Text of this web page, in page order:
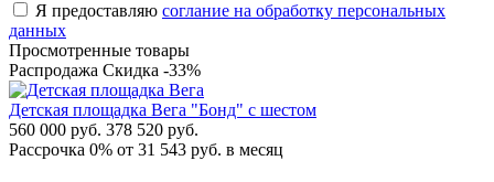
Я предоставляю соглание на обработку персональных
данных
Просмотренные товары
Распродажа Скидка -33%
Детская площадка Вега "Бонд" с шестом
560 000 руб. 378 520 руб.
Рассрочка 0% от 31 543 руб. в месяц